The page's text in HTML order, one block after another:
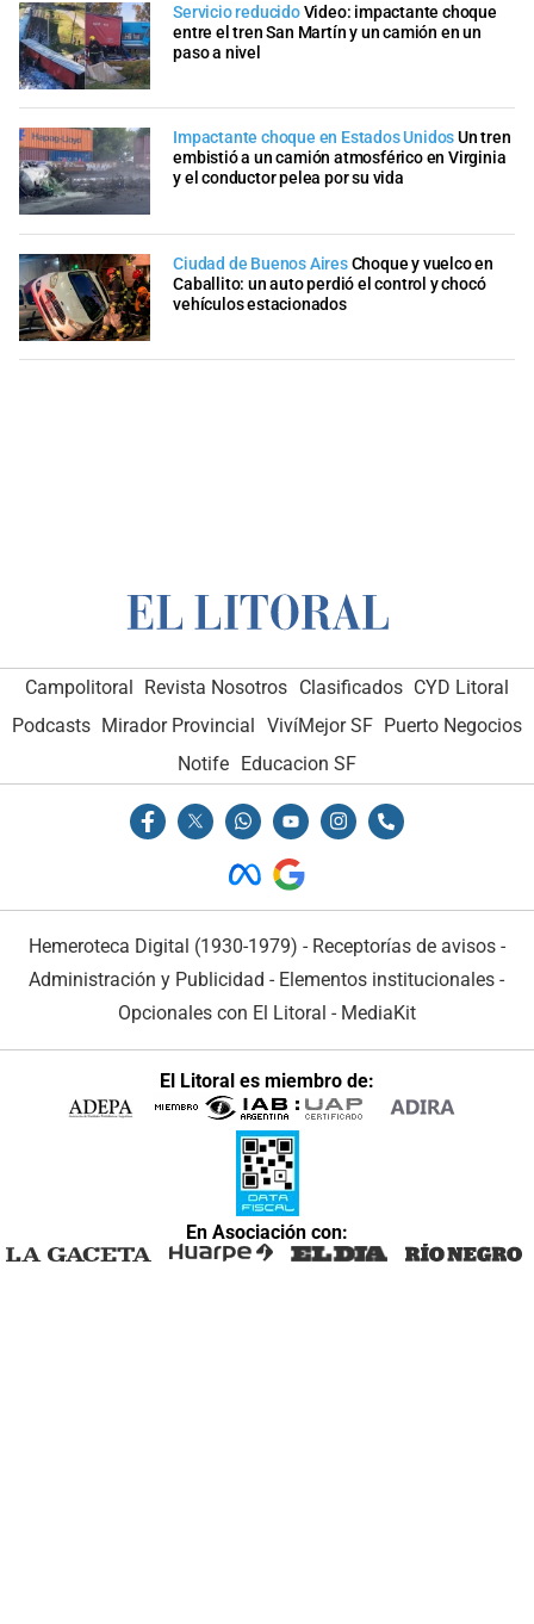
Servicio reducidoVideo: impactante choque
entre el tren San Martín y un camión en un
paso a nivel
Impactante choque en Estados UnidosUn tren
embistió a un camión atmosférico en Virginia
y el conductor pelea por su vida
Ciudad de Buenos AiresChoque y vuelco en
Caballito: un auto perdió el control y chocó
vehículos estacionados
Campolitoral Revista Nosotros Clasificados CYD Litoral
Podcasts Mirador Provincial VivíMejor SF Puerto Negocios
Notife Educacion SF
Hemeroteca Digital (1930-1979) - Receptorías de avisos -
Administración y Publicidad - Elementos institucionales -
Opcionales con El Litoral - MediaKit
El Litoral es miembro de:
En Asociación con: